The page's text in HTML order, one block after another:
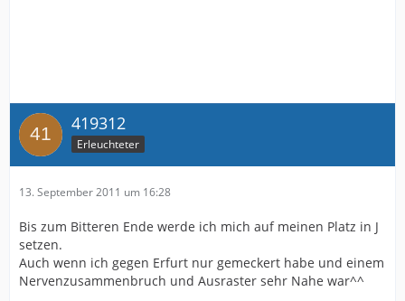
419312
Erleuchteter
13. September 2011 um 16:28
Bis zum Bitteren Ende werde ich mich auf meinen Platz in J
setzen.
Auch wenn ich gegen Erfurt nur gemeckert habe und einem
Nervenzusammenbruch und Ausraster sehr Nahe war^^